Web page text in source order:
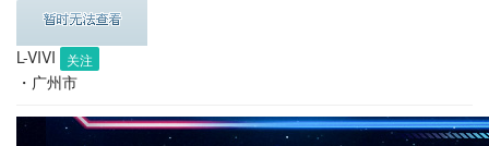
L-VIVI 关注
・ 广州市